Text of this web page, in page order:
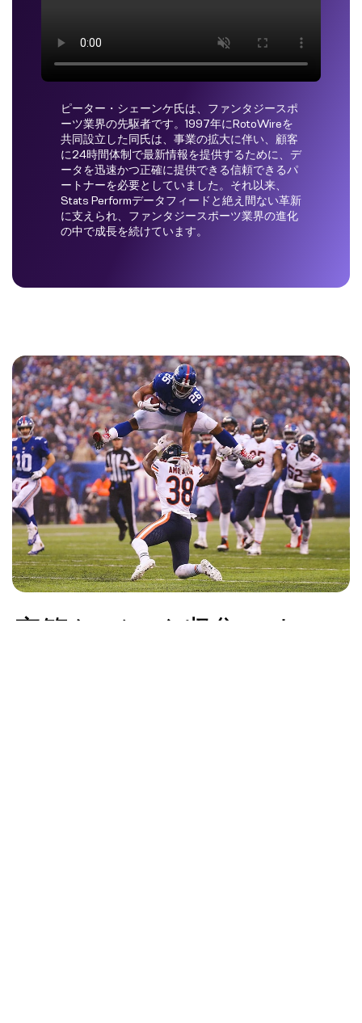
ピーター・シェーンケ氏は、ファンタジースポ
ーツ業界の先駆者です。1997年にRotoWireを
共同設立した同氏は、事業の拡大に伴い、顧客
に24時間体制で最新情報を提供するために、デ
ータを迅速かつ正確に提供できる信頼できるパ
ートナーを必要としていました。それ以来、
Stats Performデータフィードと絶え間ない革新
に支えられ、ファンタジースポーツ業界の進化
の中で成長を続けています。
広範なデータ収集によ